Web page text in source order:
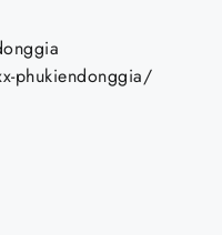
phukiendonggia/